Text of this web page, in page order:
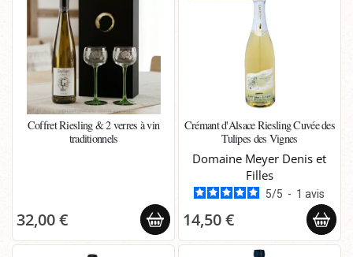
Coffret Riesling & 2 verres à vin
traditionnels
32,00 €
Crémant d'Alsace Riesling Cuvée des
Tulipes des Vignes
Domaine Meyer Denis et
Filles
5/5 - 1avis
14,50 €